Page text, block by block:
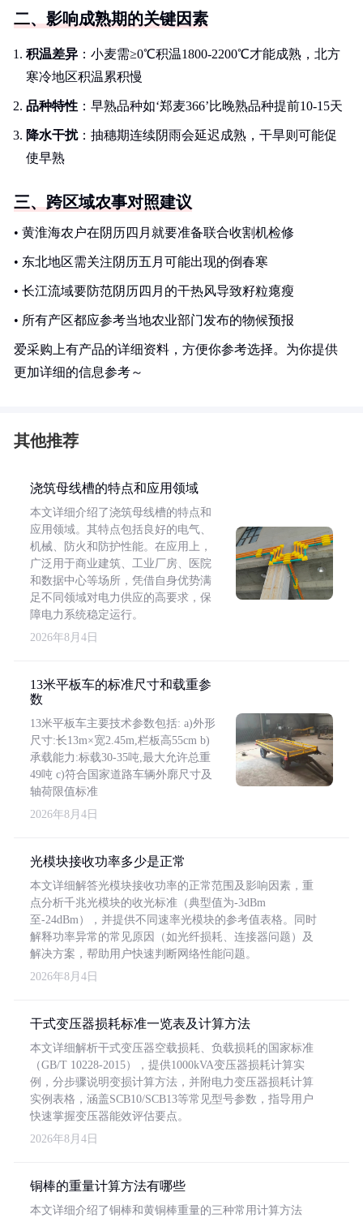
二、影响成熟期的关键因素
积温差异 ：小麦需≥0℃积温1800-2200℃才能成熟，北方
寒冷地区积温累积慢
品种特性 ：早熟品种如‘郑麦366’比晚熟品种提前10-15天
降水干扰：抽穗期连续阴雨会延迟成熟，干旱则可能促
使早熟
三、跨区域农事对照建议
• 黄淮海农户在阴历四月就要准备联合收割机检修
• 东北地区需关注阴历五月可能出现的倒春寒
• 长江流域要防范阴历四月的干热风导致籽粒瘪瘦
• 所有产区都应参考当地农业部门发布的物候预报
爱采购上有产品的详细资料，方便你参考选择。为你提供
更加详细的信息参考～
其他推荐
浇筑母线槽的特点和应用领域
本文详细介绍了浇筑母线槽的特点和
应用领域。其特点包括良好的电气、
机械、防火和防护性能。在应用上，
广泛用于商业建筑、工业厂房、医院
和数据中心等场所，凭借自身优势满
足不同领域对电力供应的高要求，保
障电力系统稳定运行。
2026年8月4日
13米平板车的标准尺寸和载重参
数
13米平板车主要技术参数包括: a)外形
尺寸:长13m×宽2.45m,栏板高55cm b)
承载能力:标载30-35吨,最大允许总重
49吨 c)符合国家道路车辆外廓尺寸及
轴荷限值标准
2026年8月4日
光模块接收功率多少是正常
本文详细解答光模块接收功率的正常范围及影响因素，重
点分析千兆光模块的收光标准（典型值为-3dBm
至-24dBm），并提供不同速率光模块的参考值表格。同时
解释功率异常的常见原因（如光纤损耗、连接器问题）及
解决方案，帮助用户快速判断网络性能问题。
2026年8月4日
干式变压器损耗标准一览表及计算方法
本文详细解析干式变压器空载损耗、负载损耗的国家标准
（GB/T 10228-2015），提供1000kVA变压器损耗计算实
例，分步骤说明变损计算方法，并附电力变压器损耗计算
实例表格，涵盖SCB10/SCB13等常见型号参数，指导用户
快速掌握变压器能效评估要点。
2026年8月4日
铜棒的重量计算方法有哪些
本文详细介绍了铜棒和黄铜棒重量的三种常用计算方法